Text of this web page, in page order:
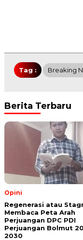
Tag : Breaking
Berita Terbaru
Opini
Regenerasi atau
Membaca Peta Arah
Perjuangan DPC PDI
Perjuangan Bolmut
2030